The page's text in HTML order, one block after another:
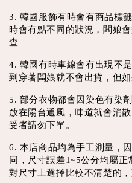
3. 韓國服飾有時會有商品標
時會有點不同的狀況，闆娘
查
4. 韓國有時車線會有出現不
到穿著闆娘就不會出貨，但
5. 部分衣物都會因染色有染
放在陽台通風，味道就會消
受者請勿下單。
6. 本店商品均為手工測量，
同，尺寸誤差1~5公分均屬
對尺寸上選擇比較不清楚的